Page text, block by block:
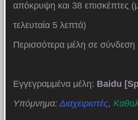
απόκρυψη και 38 επισκέπτες
τελευταία 5 λεπτά)
Περισσότερα μέλη σε σύνδεση
Εγγεγραμμένα μέλη: Baidu
Υπόμνημα:Διαχειριστές,